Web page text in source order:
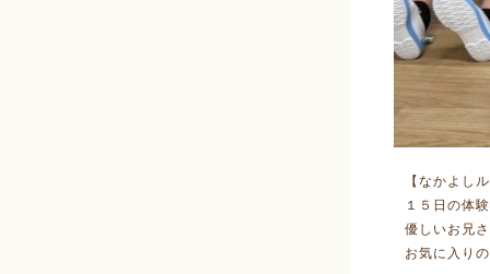
【なかよし
１５日の体
優しいお兄
お気に入り